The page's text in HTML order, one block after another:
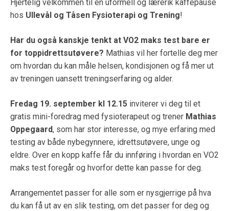
Hjertelig velkommen til en uformell og lærerik kaffepause
hos Ullevål og Tåsen Fysioterapi og Trening!
Har du også kanskje tenkt at VO2 maks test bare er
for toppidrettsutøvere? Mathias vil her fortelle deg mer
om hvordan du kan måle helsen, kondisjonen og få mer ut
av treningen uansett treningserfaring og alder.
Fredag 19. september kl 12.15 inviterer vi deg til et
gratis mini-foredrag med fysioterapeut og trener Mathias
Oppegaard, som har stor interesse, og mye erfaring med
testing av både nybegynnere, idrettsutøvere, unge og
eldre. Over en kopp kaffe får du innføring i hvordan en VO2
maks test foregår og hvorfor dette kan passe for deg.
Arrangementet passer for alle som er nysgjerrige på hva
du kan få ut av en slik testing, om det passer for deg og